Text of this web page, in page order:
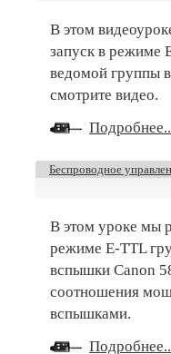
В этом
запуск в режиме
ведомой группы
смотрите видео.
Беспроводное
В этом уроке мы
режиме E-TTL
вспышки Canon
соотношения
вспышками.